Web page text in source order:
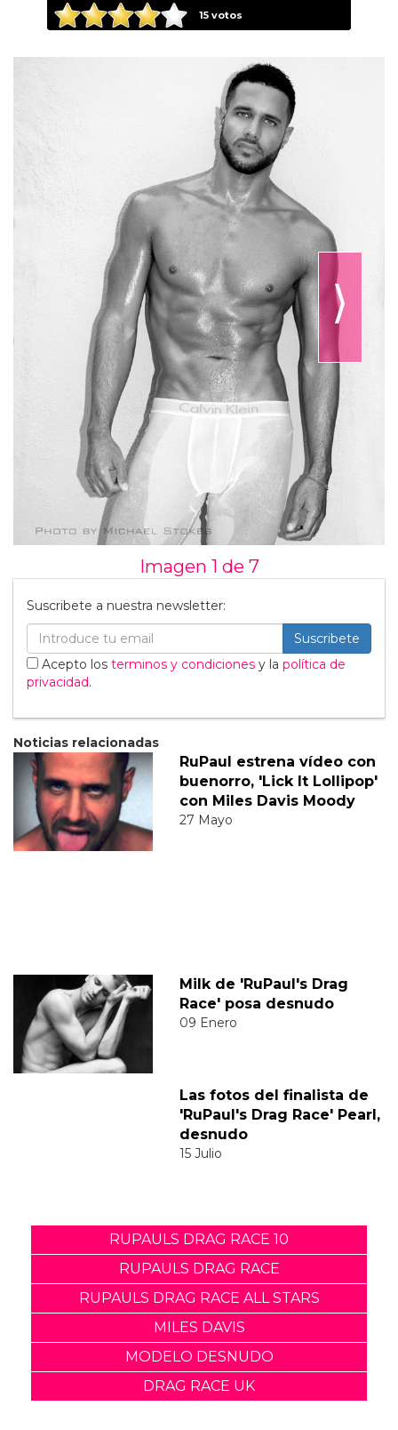
15votos
⟩
Imagen 1 de 7
Suscribete a nuestra newsletter:
Suscribete
Acepto los terminos y condiciones y la política de
privacidad.
Noticias relacionadas
RuPaul estrena vídeo con
buenorro, 'Lick It Lollipop'
con Miles Davis Moody
27 Mayo
Milk de 'RuPaul's Drag
Race' posa desnudo
09 Enero
Las fotos del finalista de
'RuPaul's Drag Race' Pearl,
desnudo
15 Julio
RUPAULS DRAG RACE 10
RUPAULS DRAG RACE
RUPAULS DRAG RACE ALL STARS
MILES DAVIS
MODELO DESNUDO
DRAG RACE UK